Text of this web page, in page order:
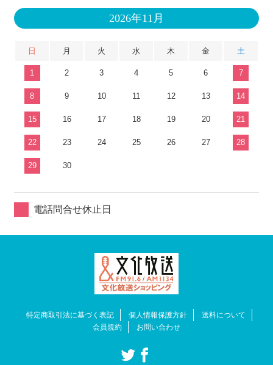
2026年11月
日 月 火 水 木 金 土
1 2 3 4 5 6 7
8 9 10 11 12 13 14
15 16 17 18 19 20 21
22 23 24 25 26 27 28
29 30
電話問合せ休止日
特定商取引法に基づく表記 個人情報保護方針
送料について
会員規約
お問い合わせ